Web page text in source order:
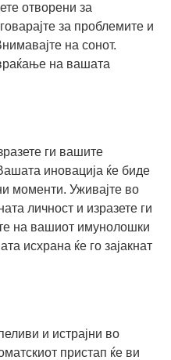
отворени за
за проблемите и
на сонот.
на вашата
ги вашите
иновација ќе биде
моменти. Уживајте во
личност и изразете ги
на вашиот имунолошки
исхрана ќе го зајакнат
и истрајни во
пристап ќе ви